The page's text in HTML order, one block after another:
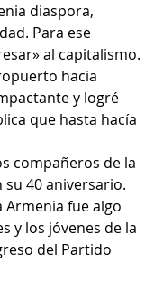
diaspora,
Para ese
al capitalismo.
hacia
y logré
que hasta hacía
compañeros de la
su 40 aniversario.
Armenia fue algo
y los jóvenes de la
del Partido